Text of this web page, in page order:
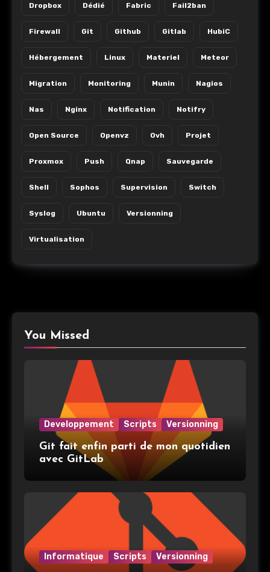
Dropbox Dédié Fabric Fail2ban
Firewall Git Github Gitlab HubiC
Hébergement Linux Materiel Meteor
Migration Monitoring Munin Nagios
Nas Nginx Notification Notifry
Open Source Openvz Ovh Projet
Proxmox Push Qnap Sauvegarde
Shell Sophos Supervision Switch
Syslog Ubuntu Versionning
Virtualisation
You Missed
Developpement Scripts Versionning
Git fait enfin parti de mon quotidien
avec GitLab
Informatique Scripts Versionning